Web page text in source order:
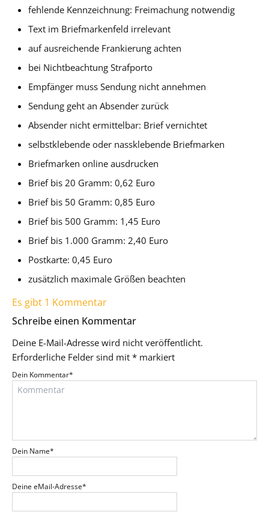
fehlende Kennzeichnung: Freimachung notwendig
Text im Briefmarkenfeld irrelevant
auf ausreichende Frankierung achten
bei Nichtbeachtung Strafporto
Empfänger muss Sendung nicht annehmen
Sendung geht an Absender zurück
Absender nicht ermittelbar: Brief vernichtet
selbstklebende oder nassklebende Briefmarken
Briefmarken online ausdrucken
Brief bis 20 Gramm: 0,62 Euro
Brief bis 50 Gramm: 0,85 Euro
Brief bis 500 Gramm: 1,45 Euro
Brief bis 1.000 Gramm: 2,40 Euro
Postkarte: 0,45 Euro
zusätzlich maximale Größen beachten
Es gibt 1 Kommentar
Schreibe einen Kommentar
Deine E-Mail-Adresse wird nicht veröffentlicht.
Erforderliche Felder sind mit * markiert
Dein Kommentar*
Dein Name*
Deine eMail-Adresse*